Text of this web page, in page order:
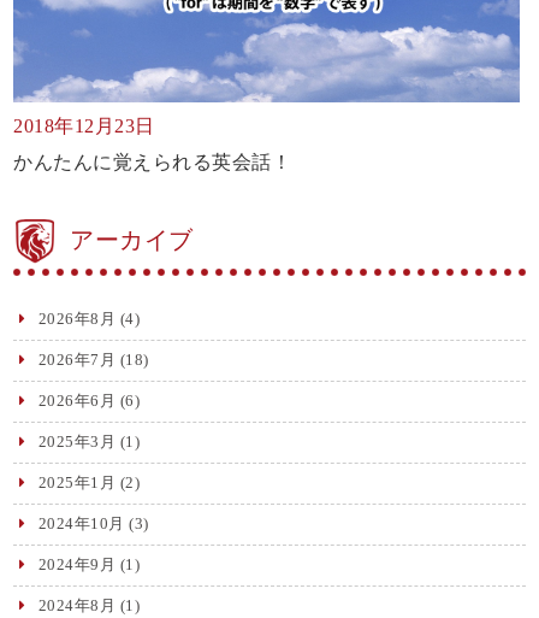
2018年12月23日
かんたんに覚えられる英会話！
アーカイブ
2026年8月 (4)
2026年7月 (18)
2026年6月 (6)
2025年3月 (1)
2025年1月 (2)
2024年10月 (3)
2024年9月 (1)
2024年8月 (1)